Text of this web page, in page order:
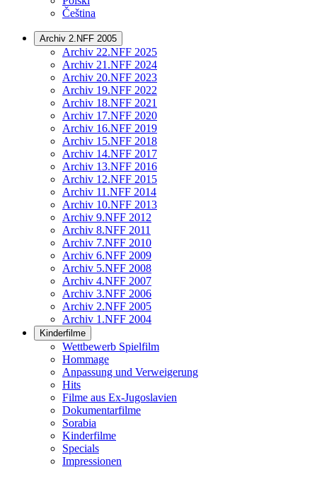
Čeština
Archiv 2.NFF 2005
Archiv 22.NFF 2025
Archiv 21.NFF 2024
Archiv 20.NFF 2023
Archiv 19.NFF 2022
Archiv 18.NFF 2021
Archiv 17.NFF 2020
Archiv 16.NFF 2019
Archiv 15.NFF 2018
Archiv 14.NFF 2017
Archiv 13.NFF 2016
Archiv 12.NFF 2015
Archiv 11.NFF 2014
Archiv 10.NFF 2013
Archiv 9.NFF 2012
Archiv 8.NFF 2011
Archiv 7.NFF 2010
Archiv 6.NFF 2009
Archiv 5.NFF 2008
Archiv 4.NFF 2007
Archiv 3.NFF 2006
Archiv 2.NFF 2005
Archiv 1.NFF 2004
Kinderfilme
Wettbewerb Spielfilm
Hommage
Anpassung und Verweigerung
Hits
Filme aus Ex-Jugoslavien
Dokumentarfilme
Sorabia
Kinderfilme
Specials
Impressionen